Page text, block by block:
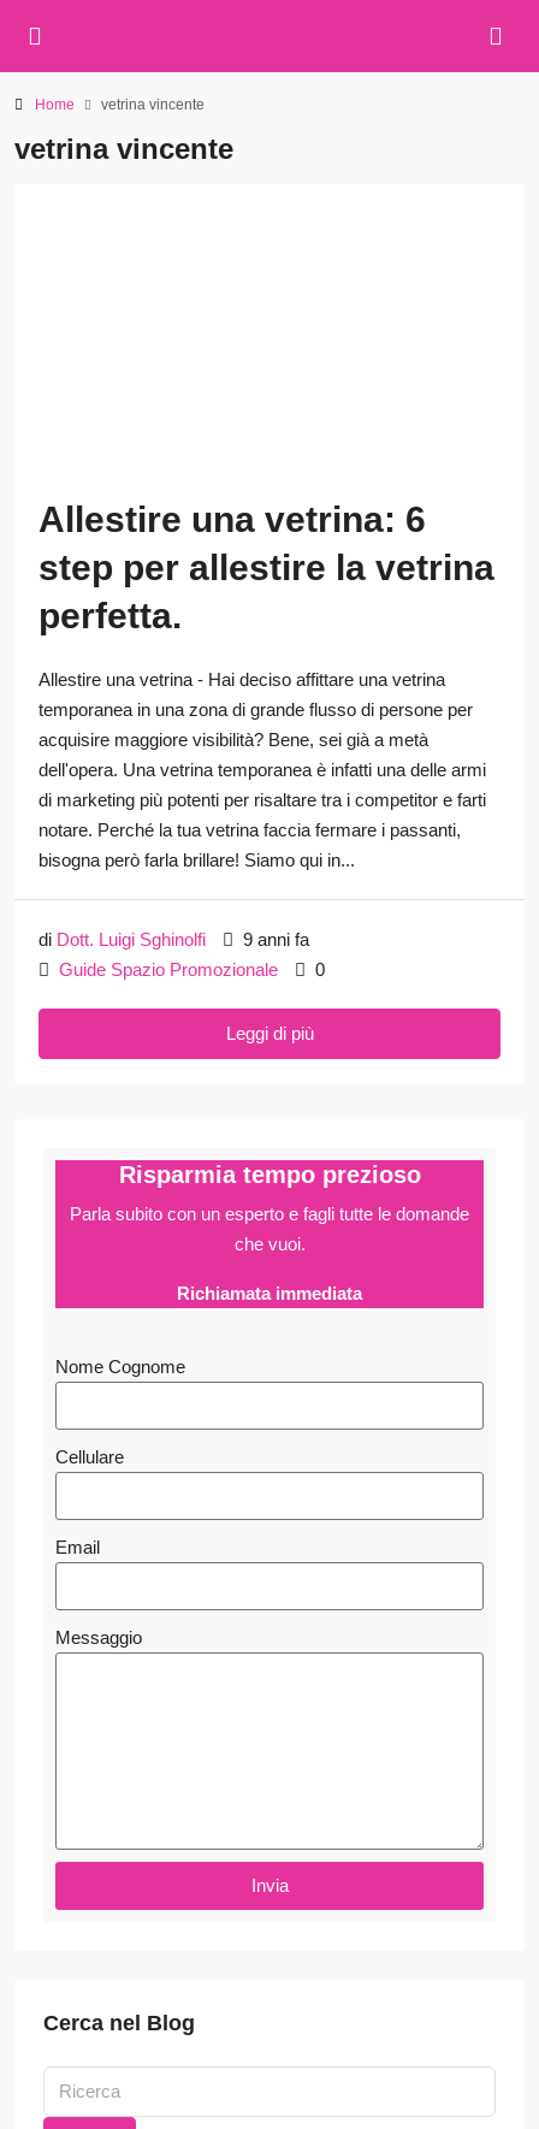
Home vetrina vincente
vetrina vincente
Allestire una vetrina: 6
step per allestire la vetrina
perfetta.
Allestire una vetrina - Hai deciso affittare una vetrina
temporanea in una zona di grande flusso di persone per
acquisire maggiore visibilità? Bene, sei già a metà
dell'opera. Una vetrina temporanea è infatti una delle armi
di marketing più potenti per risaltare tra i competitor e farti
notare. Perché la tua vetrina faccia fermare i passanti,
bisogna però farla brillare! Siamo qui in...
di Dott. Luigi Sghinolfi
9 anni fa
Guide Spazio Promozionale
0
Leggi di più
Risparmia tempo prezioso
Parla subito con un esperto e fagli tutte le domande
che vuoi.
Richiamata immediata
Nome Cognome
Cellulare
Email
Messaggio
Invia
Cerca nel Blog